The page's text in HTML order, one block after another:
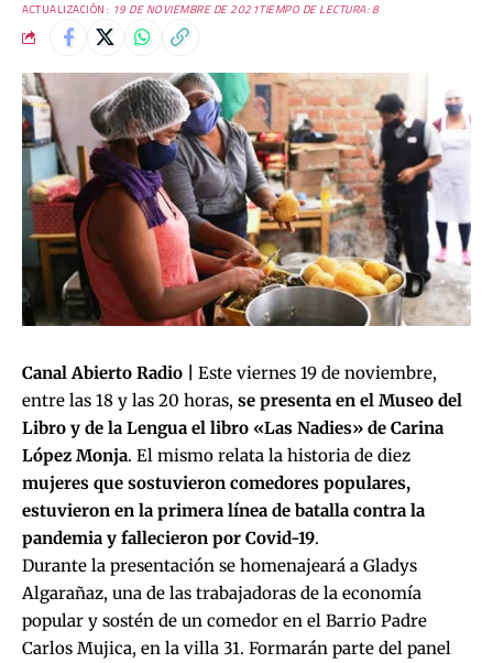
ACTUALIZACIÓN: 19 DE NOVIEMBRE DE 2021TIEMPO DE LECTURA: 8
Canal Abierto Radio |
Este viernes 19 de noviembre,
entre las 18 y las 20 horas, se presenta en el Museo del
Libro y de la Lengua el libro «Las Nadies» de Carina
López Monja. El mismo relata la historia de diez
mujeres que sostuvieron comedores populares,
estuvieron en la primera línea de batalla contra la
pandemia y fallecieron por Covid-19.
Durante la presentación se homenajeará a Gladys
Algarañaz, una de las trabajadoras de la economía
popular y sostén de un comedor en el Barrio Padre
Carlos Mujica, en la villa 31. Formarán parte del panel